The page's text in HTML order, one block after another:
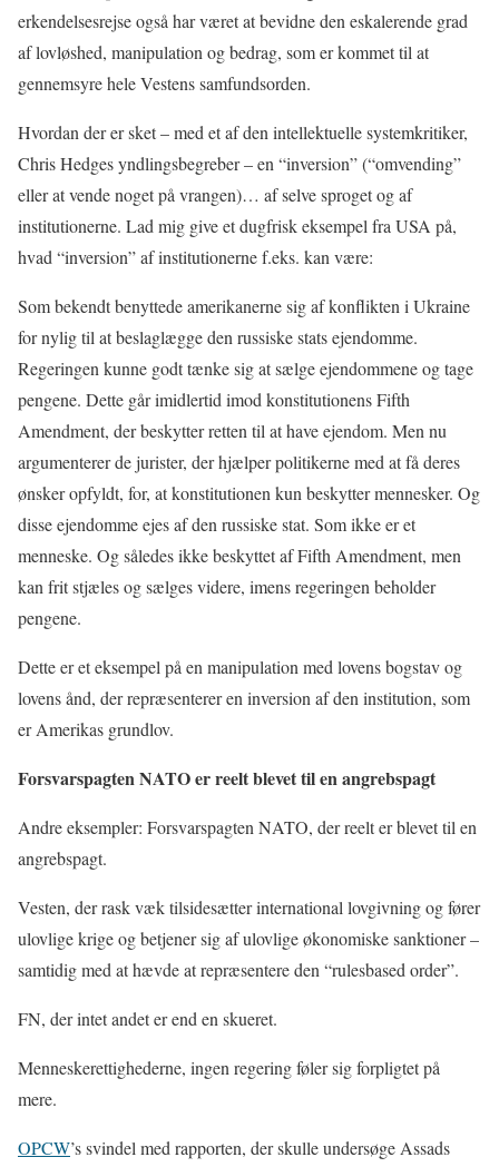
erkendelsesrejse også har været at bevidne den eskalerende grad
af lovløshed, manipulation og bedrag, som er kommet til at
gennemsyre hele Vestens samfundsorden.
Hvordan der er sket – med et af den intellektuelle systemkritiker,
Chris Hedges yndlingsbegreber – en “inversion” (“omvending”
eller at vende noget på vrangen)… af selve sproget og af
institutionerne. Lad mig give et dugfrisk eksempel fra USA på,
hvad “inversion” af institutionerne f.eks. kan være:
Som bekendt benyttede amerikanerne sig af konflikten i Ukraine
for nylig til at beslaglægge den russiske stats ejendomme.
Regeringen kunne godt tænke sig at sælge ejendommene og tage
pengene. Dette går imidlertid imod konstitutionens Fifth
Amendment, der beskytter retten til at have ejendom. Men nu
argumenterer de jurister, der hjælper politikerne med at få deres
ønsker opfyldt, for, at konstitutionen kun beskytter mennesker. Og
disse ejendomme ejes af den russiske stat. Som ikke er et
menneske. Og således ikke beskyttet af Fifth Amendment, men
kan frit stjæles og sælges videre, imens regeringen beholder
pengene.
Dette er et eksempel på en manipulation med lovens bogstav og
lovens ånd, der repræsenterer en inversion af den institution, som
er Amerikas grundlov.
Forsvarspagten NATO er reelt blevet til en angrebspagt
Andre eksempler: Forsvarspagten NATO, der reelt er blevet til en
angrebspagt.
Vesten, der rask væk tilsidesætter international lovgivning og fører
ulovlige krige og betjener sig af ulovlige økonomiske sanktioner –
samtidig med at hævde at repræsentere den “rulesbased order”.
FN, der intet andet er end en skueret.
Menneskerettighederne, ingen regering føler sig forpligtet på
mere.
OPCW’s svindel med rapporten, der skulle undersøge Assads